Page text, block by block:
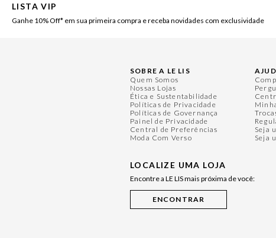
LISTA VIP
Ganhe 10% Off* em sua primeira compra e receba novidades com exclusividade
SOBRE A LE LIS
Quem Somos
Nossas Lojas
Ética e Sustentabilidade
Políticas de Privacidade
Políticas de Governança
Painel de Privacidade
Central de Preferências
Moda Com Verso
LOCALIZE UMA LOJA
Encontre a LE LIS mais próxima de você:
Seja
Seja